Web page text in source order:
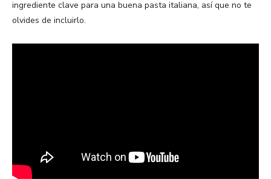
ingrediente clave para una buena pasta italiana, así que no te
olvides de incluirlo.